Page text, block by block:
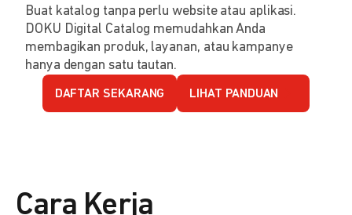
Buat katalog tanpa perlu website atau aplikasi.
DOKU Digital Catalog memudahkan Anda
membagikan produk, layanan, atau kampanye
hanya dengan satu tautan.
DAFTAR SEKARANG LIHAT PANDUAN
Cara Kerja